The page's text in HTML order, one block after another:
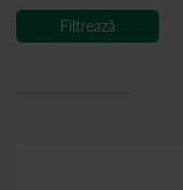
Filtrează